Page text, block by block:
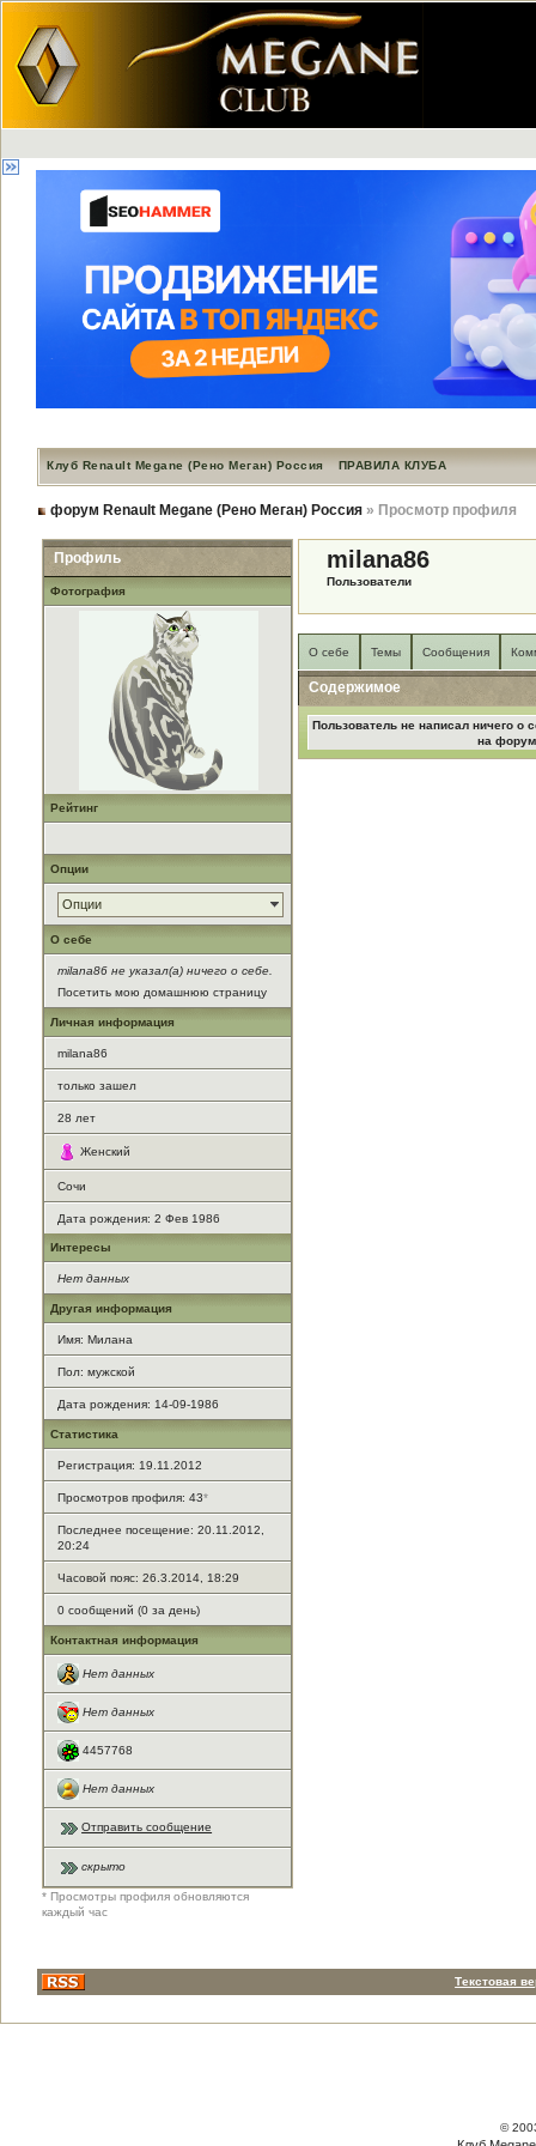
Клуб Renault Megane (Рено Меган) Россия ПРАВИЛА КЛУБА
форум Renault Megane (Рено Меган) Россия » Просмотр профиля
Профиль
Фотография
Рейтинг
Опции
Опции
О себе
milana86 не указал(а) ничего о себе.
Посетить мою домашнюю страницу
Личная информация
milana86
только зашел
28 лет
Женский
Сочи
Дата рождения: 2 Фев 1986
Интересы
Нет данных
Другая информация
Имя: Милана
Пол: мужской
Дата рождения: 14-09-1986
Статистика
Регистрация: 19.11.2012
Просмотров профиля: 43*
Последнее посещение: 20.11.2012,
20:24
Часовой пояс: 26.3.2014, 18:29
0 сообщений (0 за день)
Контактная информация
Нет данных
Нет данных
4457768
Нет данных
Отправить сообщение
скрыто
* Просмотры профиля обновляются
каждый час
milana86
Пользователи
О себе Темы Сообщения
Содержимое
Пользователь не написал ничего о
на
Текстовая
©